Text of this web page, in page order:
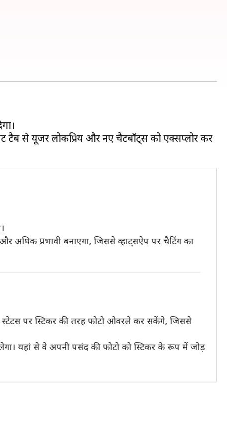
से यूजर लोकप्रिय और नए चैटबॉट्स को एक्सप्लोर कर
प्रभावी बनाएगा, जिससे व्हाट्सऐप पर चैटिंग का
पर स्टिकर की तरह फोटो ओवरले कर सकेंगे, जिससे
यहां से वे अपनी पसंद की फोटो को स्टिकर के रूप में जोड़